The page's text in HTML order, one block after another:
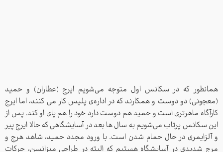
همانطور که در سکانس اول متوجه می‌شویم ایرج (عطاران) و حمید
(معجونی) دو دوست و همکارند که در اداره‌ی پلیس کار می کنند، اما ایرج
کارآگاه ماهرتری است و حمید هم دوست دارد خود را هم پای او کند. پس از
این سکانس پرتاب می‌شویم به سال ها بعد در آسایشگاهی که حالا ایرج پیر
و آلزایمری در حال حمام شدن است. با ورود مجدد حمید، شاهد هرج و
مرج شدیدی در آسایشگاه هستیم که البته در طراحی میزانسن، حرکات